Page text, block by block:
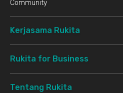
Community
Kerjasama Rukita
Rukita for Business
Tentang Rukita